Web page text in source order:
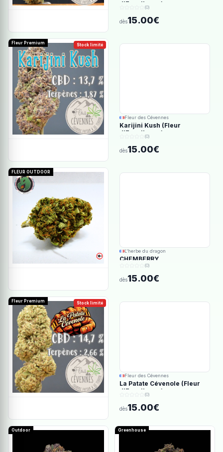
d'Excellence)
(0)
dès15.00€
Stock limité
Fleur Premium
Fleur des Cévennes
Karijini Kush (Fleur
d'Excellence)
(0)
dès15.00€
FLEUR OUTDOOR
L'herbe du dragon
CHEMBERRY
(0)
dès15.00€
Stock limité
Fleur Premium
Fleur des Cévennes
La Patate Cévenole (Fleur
d'Excellence)
(0)
dès15.00€
Outdoor Greenhouse